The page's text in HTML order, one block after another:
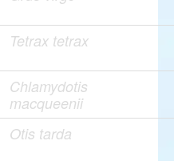
Tetrax tetrax
Chlamydotis
macqueenii
Otis tarda